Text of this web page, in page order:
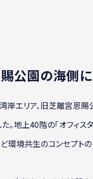
公園の海側に
岸エリア、旧芝離宮恩
。地上40階の「オフィ
環境共生のコンセプトの